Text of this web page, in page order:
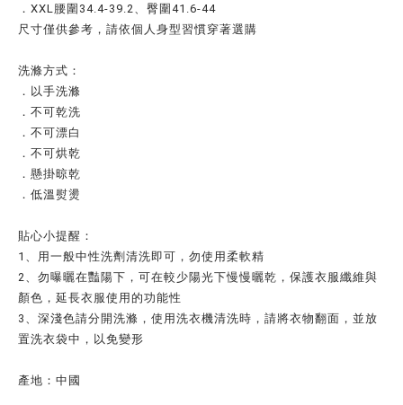
． XXL腰圍34.4-39.2、臀圍41.6-44
尺寸僅供參考，請依個人身型習慣穿著選購
洗滌方式：
． 以手洗滌
． 不可乾洗
． 不可漂白
． 不可烘乾
． 懸掛晾乾
． 低溫熨燙
貼心小提醒：
1、用一般中性洗劑清洗即可，勿使用柔軟精
2、勿曝曬在豔陽下，可在較少陽光下慢慢曬乾，保護衣服纖維與
顏色，延長衣服使用的功能性
3、深淺色請分開洗滌，使用洗衣機清洗時，請將衣物翻面，並放
置洗衣袋中，以免變形
產地：中國